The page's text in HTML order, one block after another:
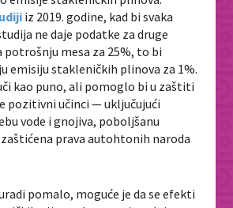
iz 2019. godine, kad bi svaka
ne daje podatke za druge
mesa za 25%, to bi
emisiju stakleničkih plinova za 1%.
kao puno, ali pomoglo bi u zaštiti
pozitivni učinci — uključujući
vode i gnojiva, poboljšanu
prava autohtonih naroda
pomalo, moguće je da se efekti